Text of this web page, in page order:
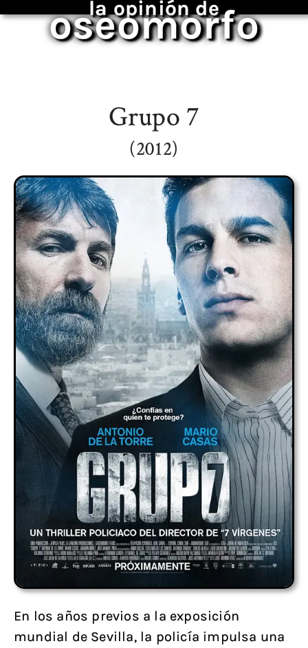
la opinión de
oseomorfo
Grupo 7
(2012)
En los años previos a la exposición
mundial de Sevilla, la policía impulsa una